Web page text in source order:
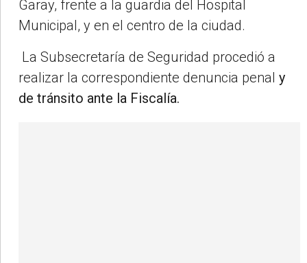
Garay, frente a la guardia del Hospital
Municipal, y en el centro de la ciudad.
La Subsecretaría de Seguridad procedió a
realizar la correspondiente denuncia penal y
de tránsito ante la Fiscalía.